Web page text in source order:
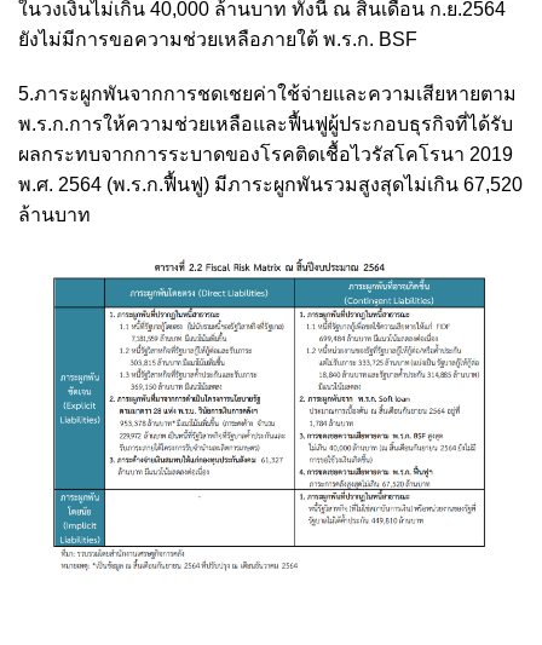
ในวงเงินไม่เกิน 40,000 ล้านบาท ทั้งนี้ ณ สิ้นเดือน ก.ย.2564
ยังไม่มีการขอความช่วยเหลือภายใต้ พ.ร.ก. BSF
5.ภาระผูกพันจากการชดเชยค่าใช้จ่ายและความเสียหายตาม
พ.ร.ก.การให้ความช่วยเหลือและฟื้นฟูผู้ประกอบธุรกิจที่ได้รับ
ผลกระทบจากการระบาดของโรคติดเชื้อไวรัสโคโรนา 2019
พ.ศ. 2564 (พ.ร.ก.ฟื้นฟู) มีภาระผูกพันรวมสูงสุดไม่เกิน 67,520
ล้านบาท